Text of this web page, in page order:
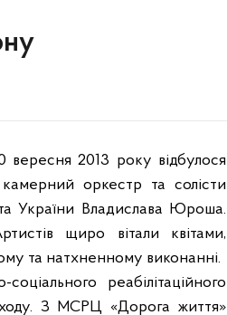
вересня 2013 року відбулося
оркестр та солісти
України Владислава Юроша.
щиро вітали квітами,
та натхненному виконанні.
реабілітаційного
З МСРЦ «Дорога життя»